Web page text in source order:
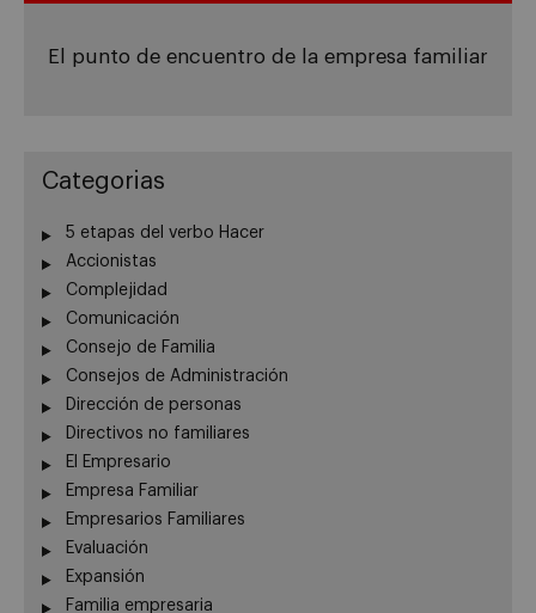
El punto de encuentro de la empresa familiar
Categorias
5 etapas del verbo Hacer
Accionistas
Complejidad
Comunicación
Consejo de Familia
Consejos de Administración
Dirección de personas
Directivos no familiares
El Empresario
Empresa Familiar
Empresarios Familiares
Evaluación
Expansión
Familia empresaria